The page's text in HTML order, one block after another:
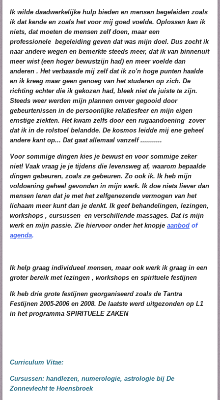
Ik wilde daadwerkelijke hulp bieden en mensen begeleiden zoals
ik dat kende en zoals het voor mij goed voelde. Oplossen kan ik
niets, dat moeten de mensen zelf doen, maar een
professionele begeleiding geven dat was mijn doel. Dus zocht ik
naar andere wegen en bemerkte steeds meer, dat ik van binnenuit
meer wist (een hoger bewustzijn had) en meer voelde dan
anderen . Het verbaasde mij zelf dat ik zo'n hoge punten haalde
en ik kreeg maar geen genoeg van het studeren op zich. De
richting echter die ik gekozen had, bleek niet de juiste te zijn.
Steeds weer werden mijn plannen omver gegooid door
gebeurtenissen in de persoonlijke relatiesfeer en mijn eigen
ernstige ziekten. Het kwam zelfs door een rugaandoening zover
dat ik in de rolstoel belandde. De kosmos leidde mij ene geheel
andere kant op... Dat gaat allemaal vanzelf ...........
Voor sommige dingen kies je bewust en voor sommige zeker
niet! Vaak vraag je je tijdens die levensweg af, waarom bepaalde
dingen gebeuren, zoals ze gebeuren. Zo ook ik. Ik heb mijn
voldoening geheel gevonden in mijn werk. Ik doe niets liever dan
mensen leren dat je met het zelfgenezende vermogen van het
lichaam meer kunt dan je denkt. Ik geef behandelingen, lezingen,
workshops , cursussen en verschillende massages. Dat is mijn
werk en mijn passie. Zie hiervoor onder het knopje aanbod of
agenda.
Ik help graag individueel mensen, maar ook werk ik graag in een
groter bereik met lezingen , workshops en spirituele festijnen
Ik heb drie grote festijnen georganiseerd zoals de Tantra
Festijnen 2005-2006 en 2008. De laatste werd uitgezonden op L1
in het programma SPIRITUELE ZAKEN
Curriculum Vitae:
Cursussen: handlezen, numerologie, astrologie bij De
Zonnevlecht te Hoensbroek